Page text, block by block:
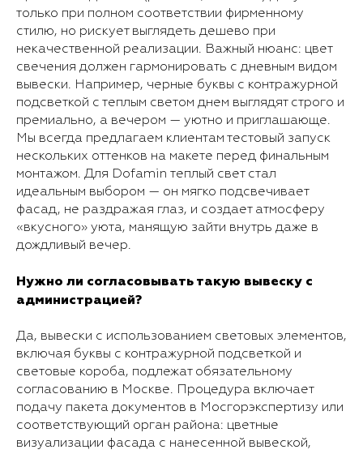
только при полном соответствии фирменному
стилю, но рискует выглядеть дешево при
некачественной реализации. Важный нюанс: цвет
свечения должен гармонировать с дневным видом
вывески. Например, черные буквы с контражурной
подсветкой с теплым светом днем выглядят строго и
премиально, а вечером — уютно и приглашающе.
Мы всегда предлагаем клиентам тестовый запуск
нескольких оттенков на макете перед финальным
монтажом. Для Dofamin теплый свет стал
идеальным выбором — он мягко подсвечивает
фасад, не раздражая глаз, и создает атмосферу
«вкусного» уюта, манящую зайти внутрь даже в
дождливый вечер.
Нужно ли согласовывать такую вывеску с
администрацией?
Да, вывески с использованием световых элементов,
включая буквы с контражурной подсветкой и
световые короба, подлежат обязательному
согласованию в Москве. Процедура включает
подачу пакета документов в Мосгорэкспертизу или
соответствующий орган района: цветные
визуализации фасада с нанесенной вывеской,